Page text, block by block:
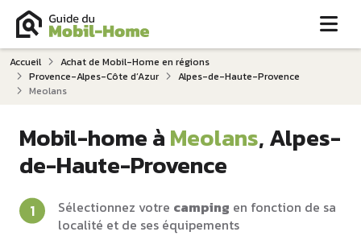
Accueil
Achat de Mobil-Home en régions
Provence-Alpes-Côte d‘Azur
Alpes-de-Haute-Provence
Meolans
Mobil-home àMeolans, Alpes-
de-Haute-Provence
Sélectionnez votre camping en fonction de sa
localité et de ses équipements